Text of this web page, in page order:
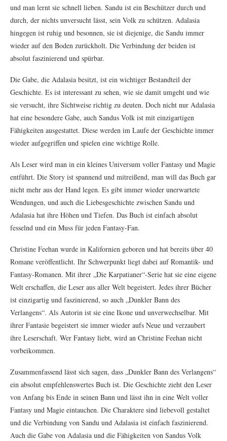
und man lernt sie schnell lieben. Sandu ist ein Beschützer durch und
durch, der nichts unversucht lässt, sein Volk zu schützen. Adalasia
hingegen ist ruhig und besonnen, sie ist diejenige, die Sandu immer
wieder auf den Boden zurückholt. Die Verbindung der beiden ist
absolut faszinierend und spürbar.
Die Gabe, die Adalasia besitzt, ist ein wichtiger Bestandteil der
Geschichte. Es ist interessant zu sehen, wie sie damit umgeht und wie
sie versucht, ihre Sichtweise richtig zu deuten. Doch nicht nur Adalasia
hat eine besondere Gabe, auch Sandus Volk ist mit einzigartigen
Fähigkeiten ausgestattet. Diese werden im Laufe der Geschichte immer
wieder aufgegriffen und spielen eine wichtige Rolle.
Als Leser wird man in ein kleines Universum voller Fantasy und Magie
entführt. Die Story ist spannend und mitreißend, man will das Buch gar
nicht mehr aus der Hand legen. Es gibt immer wieder unerwartete
Wendungen, und auch die Liebesgeschichte zwischen Sandu und
Adalasia hat ihre Höhen und Tiefen. Das Buch ist einfach absolut
fesselnd und ein Muss für jeden Fantasy-Fan.
Christine Feehan wurde in Kalifornien geboren und hat bereits über 40
Romane veröffentlicht. Ihr Schwerpunkt liegt dabei auf Romantik- und
Fantasy-Romanen. Mit ihrer „Die Karpatianer“-Serie hat sie eine eigene
Welt erschaffen, die Leser aus aller Welt begeistert. Jedes ihrer Bücher
ist einzigartig und faszinierend, so auch „Dunkler Bann des
Verlangens“. Als Autorin ist sie eine Ikone und unverwechselbar. Mit
ihrer Fantasie begeistert sie immer wieder aufs Neue und verzaubert
ihre Leserschaft. Wer Fantasy liebt, wird an Christine Feehan nicht
vorbeikommen.
Zusammenfassend lässt sich sagen, dass „Dunkler Bann des Verlangens“
ein absolut empfehlenswertes Buch ist. Die Geschichte zieht den Leser
von Anfang bis Ende in seinen Bann und lässt ihn in eine Welt voller
Fantasy und Magie eintauchen. Die Charaktere sind liebevoll gestaltet
und die Verbindung von Sandu und Adalasia ist einfach faszinierend.
Auch die Gabe von Adalasia und die Fähigkeiten von Sandus Volk